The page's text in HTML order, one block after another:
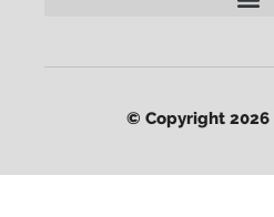
© Copyright 2026